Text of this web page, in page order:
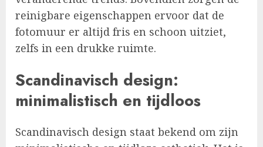
reinigbare eigenschappen ervoor dat de
fotomuur er altijd fris en schoon uitziet,
zelfs in een drukke ruimte.
Scandinavisch design:
minimalistisch en tijdloos
Scandinavisch design staat bekend om zijn